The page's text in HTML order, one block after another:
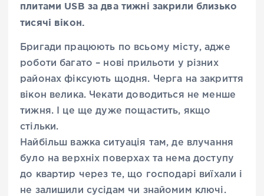
плитами USB за два тижні закрили близько
тисячі вікон.
Бригади працюють по всьому місту, адже
роботи багато – нові прильоти у різних
районах фіксують щодня. Черга на закриття
вікон велика. Чекати доводиться не менше
тижня. І це ще дуже пощастить, якщо
стільки.
Найбільш важка ситуація там, де влучання
було на верхніх поверхах та нема доступу
до квартир через те, що господарі виїхали і
не залишили сусідам чи знайомим ключі.